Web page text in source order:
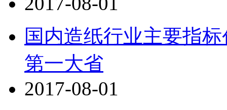
国内造纸行业主要指
第一大省
2017-08-01